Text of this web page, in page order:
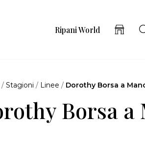
Ripani World
/Stagioni / Linee / Dorothy Borsa a
Borsa a